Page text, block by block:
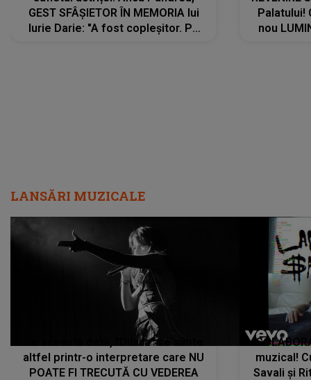
GEST SFÂȘIETOR ÎN MEMORIA lui
Iurie Darie: "A fost copleșitor. Pe
Palatului!
nou
LANSĂRI MUZICALE
De această dată, "Dilaila" se simte
altfel printr-o interpretare care NU
POATE FI TRECUTĂ CU VEDEREA
muzical!
Savali și